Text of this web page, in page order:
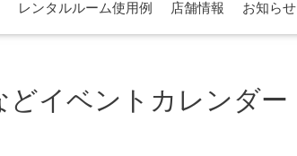
レンタルルーム使用例 店舗情報 お知らせ
どイベントカレンダー